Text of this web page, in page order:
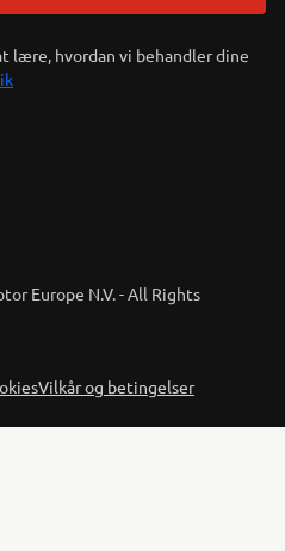
lære, hvordan vi behandler dine
Europe N.V. - All Rights
Vilkår og betingelser